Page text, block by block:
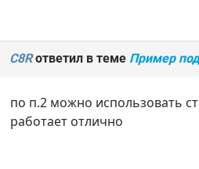
C8Rответил в теме Пример
по п.2 можно использовать
работает отлично